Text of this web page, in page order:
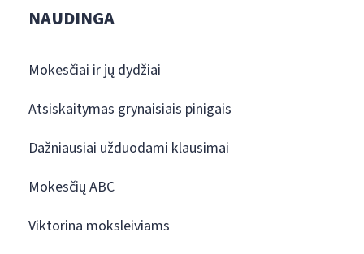
NAUDINGA
Mokesčiai ir jų dydžiai
Atsiskaitymas grynaisiais pinigais
Dažniausiai užduodami klausimai
Mokesčių ABC
Viktorina moksleiviams